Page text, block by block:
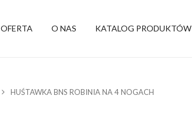
OFERTA O NAS KATALOG PRODUKTÓW
HUŚTAWKA BNS ROBINIA NA 4 NOGACH